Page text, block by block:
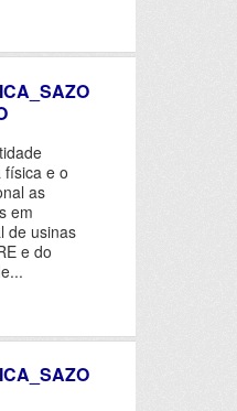
física e o
as
em
de usinas
e do